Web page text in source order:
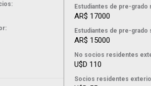
Estudiantes de pre-grado
AR$ 17000
Estudiantes de pre-grado
AR$ 15000
No socios residentes
U$D 110
Socios residentes